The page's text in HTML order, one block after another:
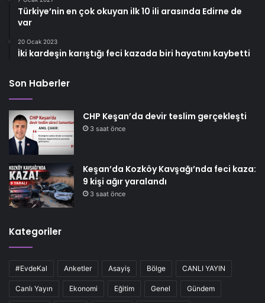
Türkiye’nin en çok okuyan ilk 10 ili arasında Edirne de
var
20 Ocak 2023
İki kardeşin karıştığı feci kazada biri hayatını kaybetti
Son Haberler
CHP Keşan’da devir teslim gerçekleşti
3 saat önce
Keşan’da Kozköy Kavşağı’nda feci kaza:
9 kişi ağır yaralandı
3 saat önce
Kategoriler
#EvdeKal Anketler Asayiş Bölge CANLI YAYIN
Canlı Yayın Ekonomi Eğitim Genel Gündem